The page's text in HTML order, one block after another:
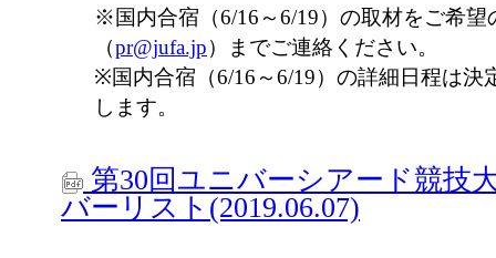
※国内合宿（6/16～6/19）の取材をご希望
（pr@jufa.jp）までご連絡ください。
※国内合宿（6/16～6/19）の詳細日程は決
します。
第30回ユニバーシアード競技
バーリスト(2019.06.07)